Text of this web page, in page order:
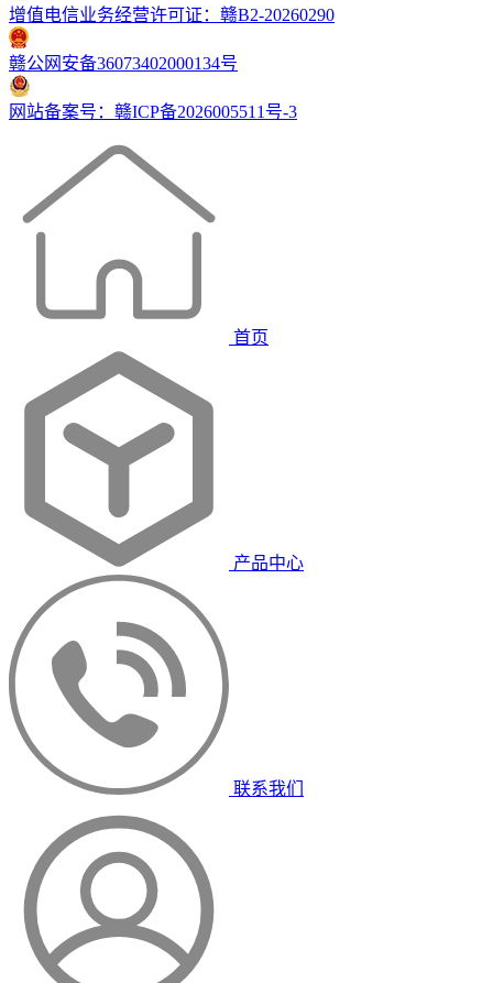
增值电信业务经营许可证：赣B2-20260290
赣公网安备36073402000134号
网站备案号：赣ICP备2026005511号-3
首页
产品中心
联系我们